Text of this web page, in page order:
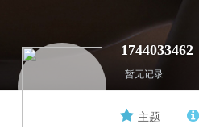
1744033462
暂无记录
主题